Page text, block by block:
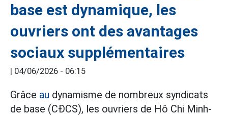
base est dynamique, les
ouvriers ont des avantages
sociaux supplémentaires
| 04/06/2026 - 06:15
Grâce au dynamisme de nombreux syndicats
de base (CĐCS), les ouvriers de Hô Chi Minh-